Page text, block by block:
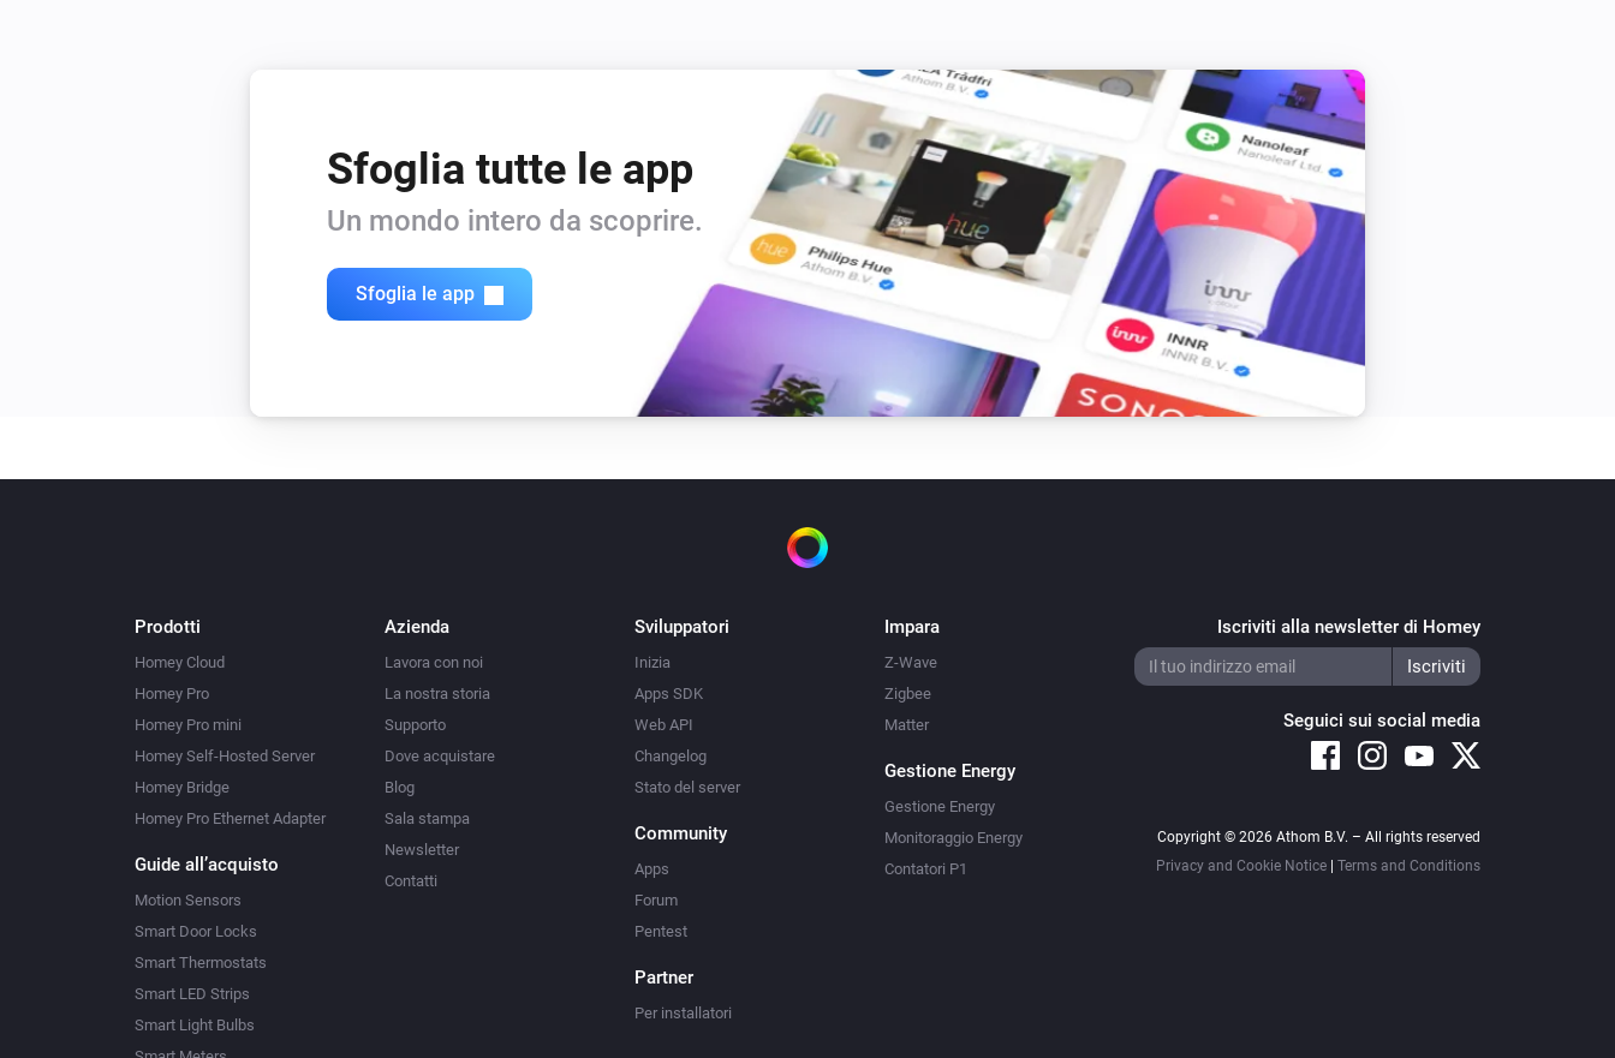
Sfoglia tutte le app
Un mondo intero da scoprire.
Sfoglia le app
Prodotti
Homey Cloud
Homey Pro
Homey Pro mini
Homey Self-Hosted Server
Homey Bridge
Homey Pro Ethernet Adapter
Guide all’acquisto
Motion Sensors
Smart Door Locks
Smart Thermostats
Smart LED Strips
Smart Light Bulbs
Azienda
Lavora con noi
La nostra storia
Supporto
Dove acquistare
Blog
Sala stampa
Newsletter
Contatti
Sviluppatori
Inizia
Apps SDK
Web API
Changelog
Stato del server
Community
Apps
Forum
Pentest
Partner
Per installatori
Impara
Z-Wave
Zigbee
Matter
Gestione Energy
Gestione Energy
Monitoraggio Energy
Contatori P1
Iscriviti alla newsletter di Homey
Seguici sui social media
Copyright © 2026 Athom B.V. – All rights reserved
Privacy and Cookie Notice
Terms and Conditions